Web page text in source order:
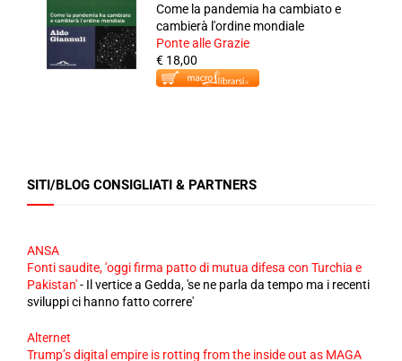
Come la pandemia ha cambiato e
cambierà l'ordine mondiale
Ponte alle Grazie
€ 18,00
SITI/BLOG CONSIGLIATI & PARTNERS
ANSA
Fonti saudite, 'oggi firma patto di mutua difesa con Turchia e
Pakistan'- Il vertice a Gedda, 'se ne parla da tempo ma i recenti
sviluppi ci hanno fatto correre'
Alternet
Trump’s digital empire is rotting from the inside out as MAGA